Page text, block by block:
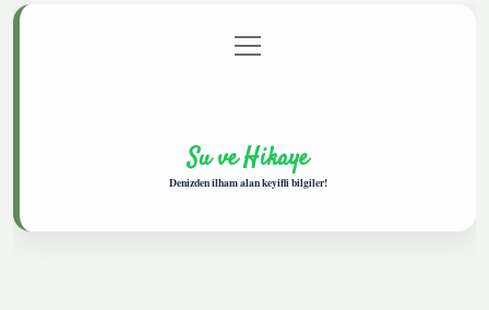
Gizlilik Politikası
menüyü
aç
Su ve Hikaye
Denizden ilham alan keyifli bilgiler!